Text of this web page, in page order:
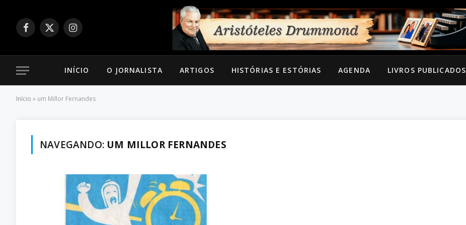
Facebook
X
Instagram
INÍCIO O JORNALISTA ARTIGOS HISTÓRIAS E ESTÓRIAS AGENDA LIVROS PUBLICADOS
Início » um Millor Fernandes
NAVEGANDO: UM MILLOR FERNANDES